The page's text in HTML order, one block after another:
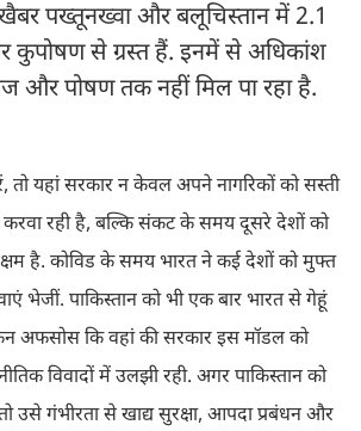
पख्तूनख्वा और बलूचिस्तान में 2.1
कुपोषण से ग्रस्त हैं. इनमें से अधिकांश
और पोषण तक नहीं मिल पा रहा है.
तो यहां सरकार न केवल अपने नागरिकों को सस्ती
रही है, बल्कि संकट के समय दूसरे देशों को
है. कोविड के समय भारत ने कई देशों को मुफ्त
भेजीं. पाकिस्तान को भी एक बार भारत से गेहूं
अफसोस कि वहां की सरकार इस मॉडल को
विवादों में उलझी रही. अगर पाकिस्तान को
उसे गंभीरता से खाद्य सुरक्षा, आपदा प्रबंधन और